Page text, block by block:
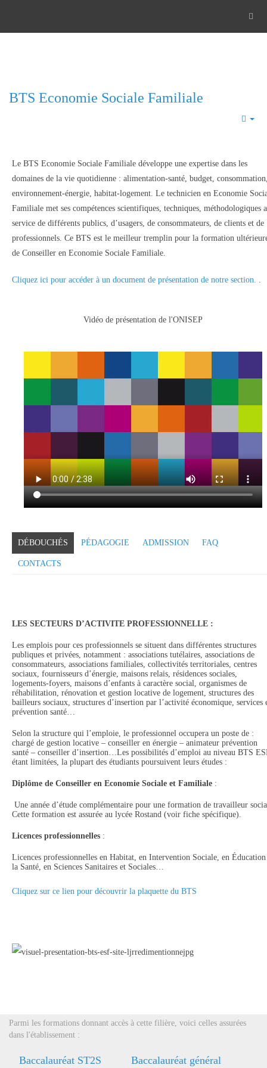
BTS Economie Sociale Familiale
Le BTS Economie Sociale Familiale développe une expertise dans les
domaines de la vie quotidienne : alimentation-santé, budget,
environnement-énergie, habitat-logement. Le technicien en Economie
Familiale met ses compétences scientifiques, techniques, méthodologiques
service de différents publics, d’usagers, de consommateurs, de clients et de
professionnels. Ce BTS est le meilleur tremplin pour la formation
de Conseiller en Economie Sociale Familiale.
Cliquez ici pour accéder à un document de présentation de notre section. .
Vidéo de présentation de l'ONISEP
DÉBOUCHÉS PÉDAGOGIE ADMISSION FAQ
CONTACTS
LES SECTEURS D’ACTIVITE PROFESSIONNELLE :
Les emplois pour ces professionnels se situent dans différentes structures
publiques et privées, notamment : associations tutélaires, associations de
consommateurs, associations familiales, collectivités territoriales, centres
sociaux, fournisseurs d’énergie, maisons relais, résidences sociales,
logements-foyers, maisons d’enfants à caractère social, organismes de
réhabilitation, rénovation et gestion locative de logement, structures des
bailleurs sociaux, structures d’insertion par l’activité économique, services
prévention santé…
Selon la structure qui l’emploie, le professionnel occupera un poste de :
chargé de gestion locative – conseiller en énergie – animateur prévention
santé – conseiller d’insertion…Les possibilités d’emploi au niveau BTS
étant limitées, la plupart des étudiants poursuivent leurs études :
Diplôme de Conseiller en Economie Sociale et Familiale :
Une année d’étude complémentaire pour une formation de travailleur
Cette formation est assurée au lycée Rostand (voir fiche spécifique).
Licences professionnelles :
Licences professionnelles en Habitat, en Intervention Sociale, en Éducation
la Santé, en Sciences Sanitaires et Sociales…
Cliquez sur ce lien pour découvrir la plaquette du BTS
Parmi les formations donnant accès à cette filière, voici celles assurées
dans l'établissement :
Baccalauréat ST2S Baccalauréat général